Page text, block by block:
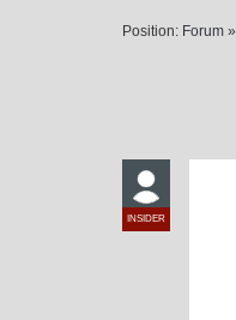
Position: Forum »
INSIDER